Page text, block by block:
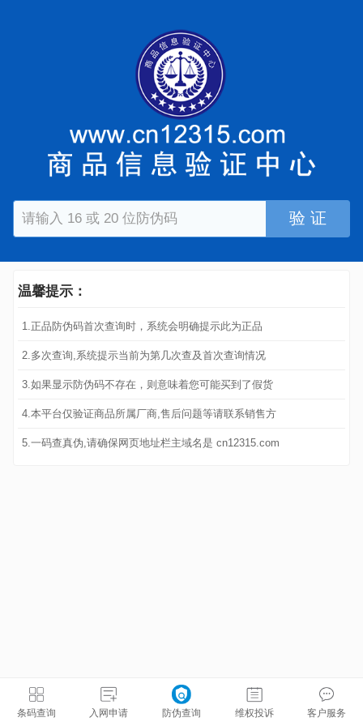
验 证
温馨提示：
1.正品防伪码首次查询时，系统会明确提示此为正品
2.多次查询,系统提示当前为第几次查及首次查询情况
3.如果显示防伪码不存在，则意味着您可能买到了假货
4.本平台仅验证商品所属厂商,售后问题等请联系销售方
5.一码查真伪,请确保网页地址栏主域名是 cn12315.com
条码查询 入网申请 防伪查询 维权投诉 客户服务